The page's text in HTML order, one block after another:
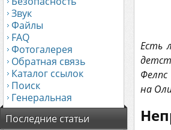
Звук
Файлы
FAQ
Фотогалерея
Обратная связь
Каталог ссылок
Поиск
Генеральная
Последние статьи
Есть
на